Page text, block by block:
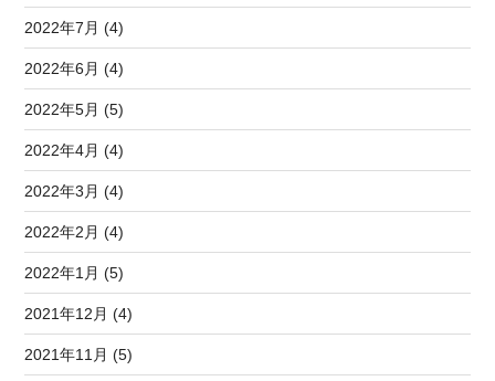
2022年7月 (4)
2022年6月 (4)
2022年5月 (5)
2022年4月 (4)
2022年3月 (4)
2022年2月 (4)
2022年1月 (5)
2021年12月 (4)
2021年11月 (5)